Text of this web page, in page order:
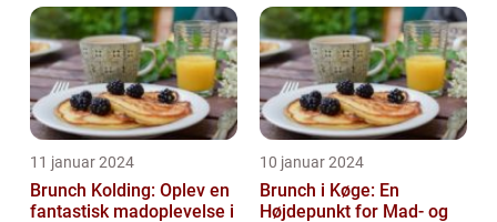
locals and tou...
11 januar 2024
Brunch Kolding: Oplev en
fantastisk madoplevelse i
10 januar 2024
Brunch i Køge: En
Højdepunkt for Mad- og